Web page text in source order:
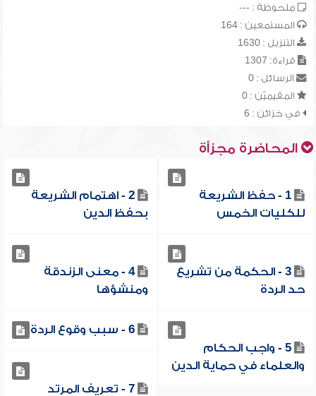
ملحوظة : ---
المستمعين : 164
التنزيل : 1630
قراءة: 1307
الرسائل : 0
المقيميّن : 0
في خزائن : 6
المحاضرة مجزأة
1 - حفظ الشريعة
للكليات الخمس
2 - اهتمام الشريعة
بحفظ الدين
3 - الحكمة من تشريع
حد الردة
4 - معنى الزندقة
ومنشؤها
5 - واجب الحكام
والعلماء في حماية الدين
6 - سبب وقوع الردة
7 - تعريف المرتد